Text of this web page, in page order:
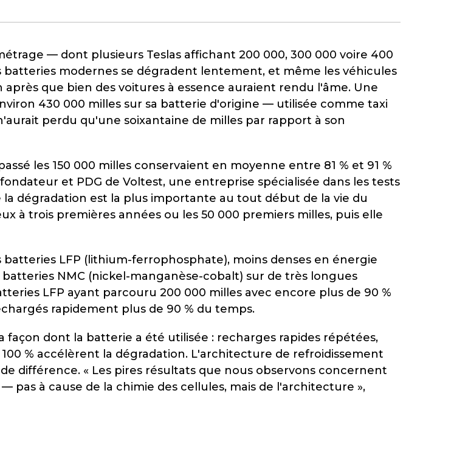
— dont plusieurs Teslas affichant 200 000, 300 000 voire 400
modernes se dégradent lentement, et même les véhicules
que bien des voitures à essence auraient rendu l'âme. Une
430 000 milles sur sa batterie d'origine — utilisée comme taxi
perdu qu'une soixantaine de milles par rapport à son
les 150 000 milles conservaient en moyenne entre 81 % et 91 %
et PDG de Voltest, une entreprise spécialisée dans les tests
dégradation est la plus importante au tout début de la vie du
à trois premières années ou les 50 000 premiers milles, puis elle
LFP (lithium-ferrophosphate), moins denses en énergie
NMC (nickel-manganèse-cobalt) sur de très longues
LFP ayant parcouru 200 000 milles avec encore plus de 90 %
rapidement plus de 90 % du temps.
façon dont la batterie a été utilisée : recharges rapides répétées,
% accélèrent la dégradation. L'architecture de refroidissement
différence. « Les pires résultats que nous observons concernent
pas à cause de la chimie des cellules, mais de l'architecture »,